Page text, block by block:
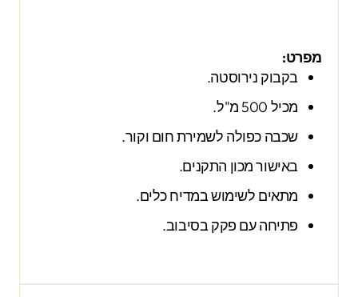
מפרט:
בקבוק נירוסטה.
מכיל 500 מ"ל.
שכבה כפולה לשמירת חום וקור.
באישור מכון התקנים.
מתאים לשימוש במדיח כלים.
פתיחה עם פקק בסיבוב.